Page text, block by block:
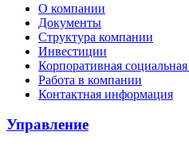
О компании
Документы
Структура компании
Инвестиции
Корпоративная социальная
Работа в компании
Контактная информация
Управление